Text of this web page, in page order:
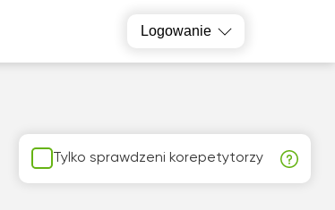
Logowanie
Tylko sprawdzeni korepetytorzy